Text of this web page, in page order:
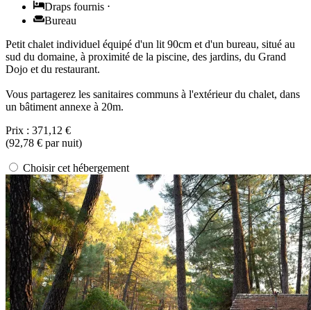
Draps fournis ⋅
Bureau
Petit chalet individuel équipé d'un lit 90cm et d'un bureau, situé au
sud du domaine, à proximité de la piscine, des jardins, du Grand
Dojo et du restaurant.
Vous partagerez les sanitaires communs à l'extérieur du chalet, dans
un bâtiment annexe à 20m.
Prix : 371,12 €
(92,78 € par nuit)
Choisir cet hébergement